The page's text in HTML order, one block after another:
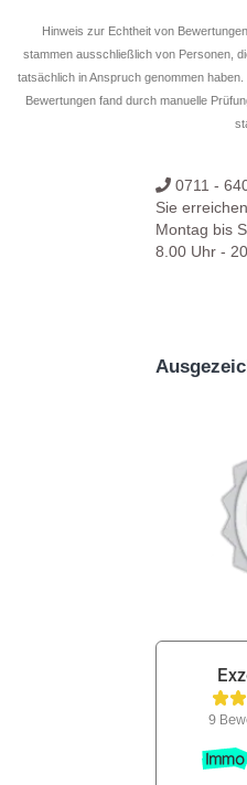
Hinweis zur Echtheit von
stammen ausschließlich von Personen,
tatsächlich in Anspruch genommen
Bewertungen fand durch manuelle
0711 -
Sie
Montag bis
8.00 Uhr -